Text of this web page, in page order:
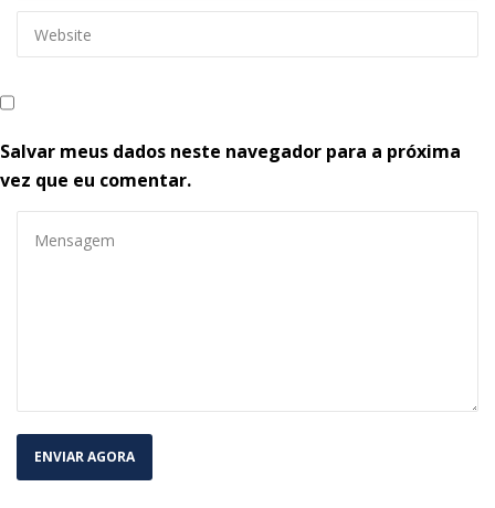
Salvar meus dados neste navegador para a próxima
vez que eu comentar.